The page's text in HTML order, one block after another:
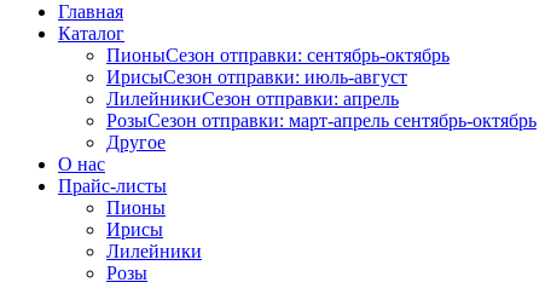
Главная
Каталог
ПионыСезон отправки: сентябрь-октябрь
ИрисыСезон отправки: июль-август
ЛилейникиСезон отправки: апрель
РозыСезон отправки: март-апрель сентябрь-октябрь
Другое
О нас
Прайс-листы
Пионы
Ирисы
Лилейники
Розы